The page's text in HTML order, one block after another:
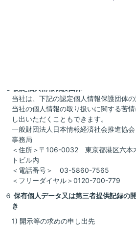
５ 認定個人情報保護団体
当社は、下記の認定個人情報保護団体の
当社の個人情報の取り扱いに関する苦
し出いただくこともできます。
一般財団法人日本情報経済社会推進協
事務局
＜住所＞〒106-0032 東京都港区六
トビル内
＜電話番号＞ 03-5860-7565
＜フリーダイヤル＞0120-700-779
６ 保有個人データ又は第三者提供記録の
き
1) 開示等の求めの申し出先